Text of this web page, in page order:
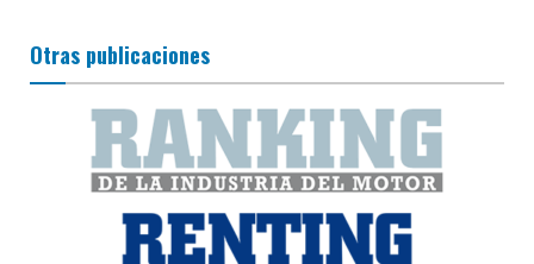
Otras publicaciones